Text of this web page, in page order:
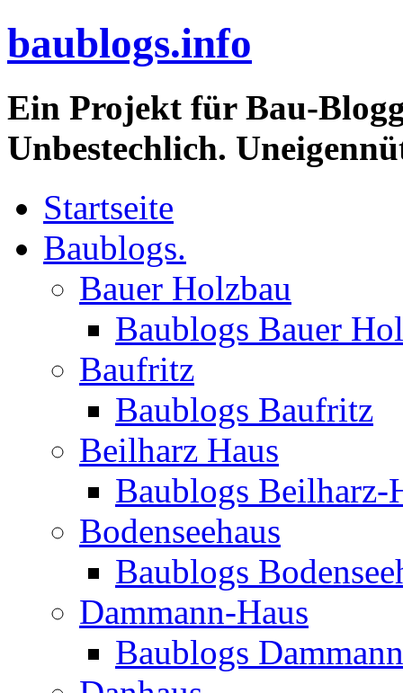
baublogs.info
Ein Projekt für Bau-
Unbestechlich.
Startseite
Baublogs.
Bauer Holzbau
Baublogs Bauer
Baufritz
Baublogs Baufritz
Beilharz Haus
Baublogs Beilharz-
Bodenseehaus
Baublogs
Dammann-Haus
Baublogs